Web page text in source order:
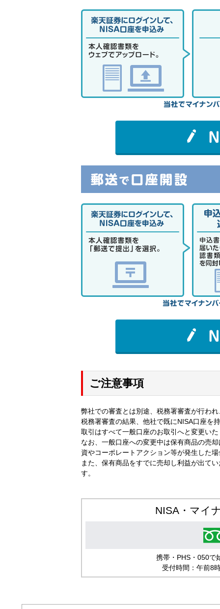
ご注意事項
弊社での審査とは別途、税務署審査が行わ
税務署審査の結果、他社で既にNISA口座を
取引はすべて一般口座のお取引へと変更い
なお、一般口座への変更中は保有商品の売
資やコーポレートアクション等が発生した
また、保有商品をすでに売却し利益が出て
す。
NISA・マイ
携帯・PHS・050で
受付時間：午前8